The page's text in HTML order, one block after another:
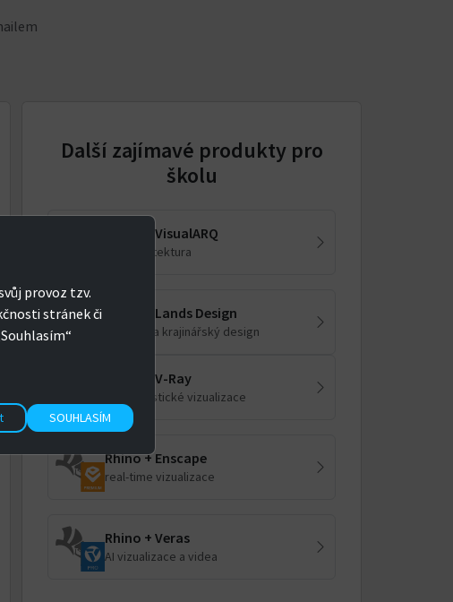
Další zajímavé produkty pro
školu
Rhino + VisualARQ
BIM architektura
Rhino + Lands Design
zahradní a krajinářský design
Rhino + V-Ray
fotorealistické vizualizace
Rhino + Enscape
real-time vizualizace
Rhino + Veras
AI vizualizace a videa
provoz tzv.
stránek či
SOUHLASÍM